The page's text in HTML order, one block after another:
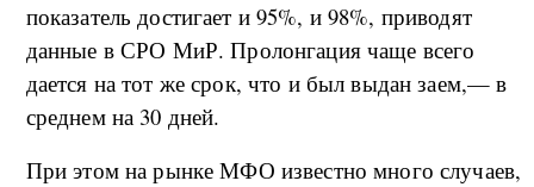
показатель достигает и 95%, и 98%, приводят
данные в СРО МиР. Пролонгация чаще всего
дается на тот же срок, что и был выдан заем,— в
среднем на 30 дней.
При этом на рынке МФО известно много случаев,